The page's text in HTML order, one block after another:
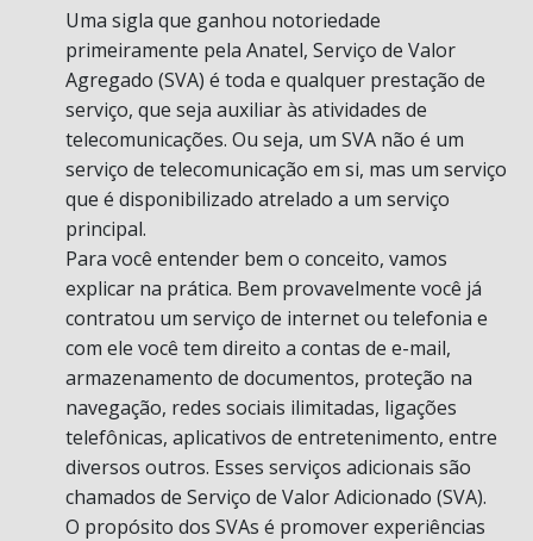
Uma sigla que ganhou notoriedade
primeiramente pela Anatel, Serviço de Valor
Agregado (SVA) é toda e qualquer prestação de
serviço, que seja auxiliar às atividades de
telecomunicações. Ou seja, um SVA não é um
serviço de telecomunicação em si, mas um serviço
que é disponibilizado atrelado a um serviço
principal.
Para você entender bem o conceito, vamos
explicar na prática. Bem provavelmente você já
contratou um serviço de internet ou telefonia e
com ele você tem direito a contas de e-mail,
armazenamento de documentos, proteção na
navegação, redes sociais ilimitadas, ligações
telefônicas, aplicativos de entretenimento, entre
diversos outros. Esses serviços adicionais são
chamados de Serviço de Valor Adicionado (SVA).
O propósito dos SVAs é promover experiências